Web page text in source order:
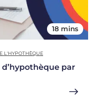
18 mins
L'HYPOTHÈQUE
d’hypothèque par